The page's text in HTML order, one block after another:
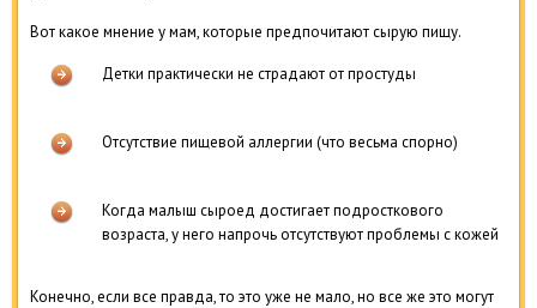
Вот какое мнение у мам, которые предпочитают сырую пищу.
Детки практически не страдают от простуды
Отсутствие пищевой аллергии (что весьма спорно)
Когда малыш сыроед достигает подросткового
возраста, у него напрочь отсутствуют проблемы с кожей
Конечно, если все правда, то это уже не мало, но все же это могут